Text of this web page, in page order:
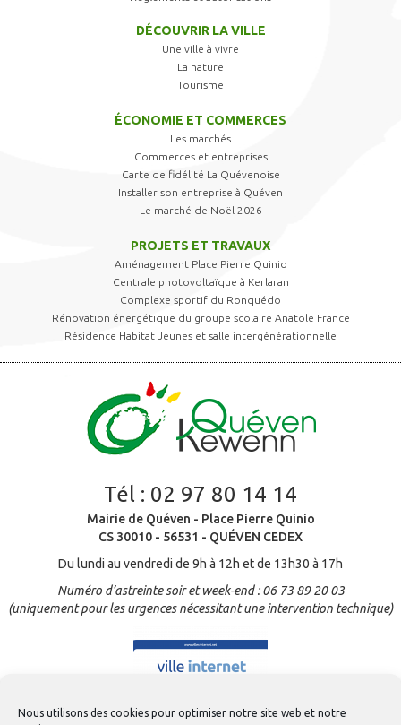
Nous utilisons des cookies pour optimiser notre site web et notre
DÉCOUVRIR LA VILLE
Une ville à vivre
La nature
Tourisme
ÉCONOMIE ET COMMERCES
Les marchés
Commerces et entreprises
Carte de fidélité La Quévenoise
Installer son entreprise à Quéven
Le marché de Noël 2026
PROJETS ET TRAVAUX
Aménagement Place Pierre Quinio
Centrale photovoltaïque à Kerlaran
Complexe sportif du Ronquédo
Rénovation énergétique du groupe scolaire Anatole France
Résidence Habitat Jeunes et salle intergénérationnelle
Tél : 02 97 80 14 14
Mairie de Quéven - Place Pierre Quinio
CS 30010 - 56531 - QUÉVEN CEDEX
Du lundi au vendredi de 9h à 12h et de 13h30 à 17h
Numéro d’astreinte soir et week-end : 06 73 89 20 03
(uniquement pour les urgences nécessitant une intervention technique)